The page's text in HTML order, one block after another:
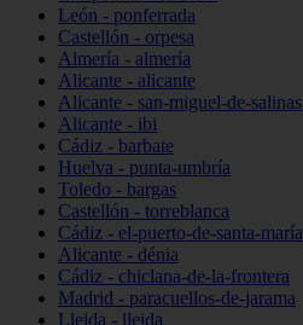
León - ponferrada
Castellón - orpesa
Almería - almería
Alicante - alicante
Alicante - san-miguel-de-salinas
Alicante - ibi
Cádiz - barbate
Huelva - punta-umbría
Toledo - bargas
Castellón - torreblanca
Cádiz - el-puerto-de-santa-maría
Alicante - dénia
Cádiz - chiclana-de-la-frontera
Madrid - paracuellos-de-jarama
Lleida - lleida